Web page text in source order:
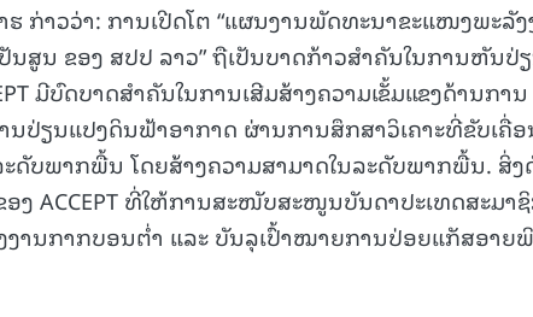
ກ່າວວ່າ: ການເປີດໂຕ “ແຜນງານພັດທະນາຂະແໜງພະລັງ
ສູນ ຂອງ ສປປ ລາວ” ຖືເປັນບາດກ້າວສໍາຄັນໃນການຫັນປ່
ມີບົດບາດສໍາຄັນໃນການເສີມສ້າງຄວາມເຂັ້ມແຂງດ້ານການ
ນປ່ຽນແປງດິນຟ້າອາກາດ ຜ່ານການສຶກສາວິເຄາະທີ່ຂັບເຄື່ອ
ດັບພາກພື້ນ ໂດຍສ້າງຄວາມສາມາດໃນລະດັບພາກພື້ນ. ສິ່ງ
ງ ACCEPT ທີ່ໃຫ້ການສະໜັບສະໜູນບັນດາປະເທດສະມາ
ານກາກບອນຕໍ່າ ແລະ ບັນລຸເປົ້າໝາຍການປ່ອຍແກັສອາຍ